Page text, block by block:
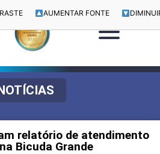
AUMENTAR FONTE
relatório de atendimento
Bicuda Grande